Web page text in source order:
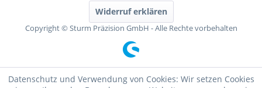
Widerruf erklären
Copyright © Sturm Präzision GmbH - Alle Rechte vorbehalten
Datenschutz und Verwendung von Cookies: Wir setzen Cookies